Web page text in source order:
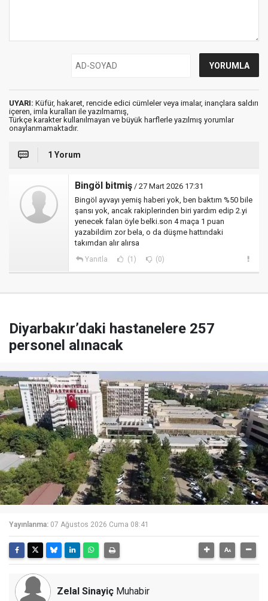
UYARI: Küfür, hakaret, rencide edici cümleler veya imalar, inançlara saldırı
içeren, imla kuralları ile yazılmamış,
Türkçe karakter kullanılmayan ve büyük harflerle yazılmış yorumlar
onaylanmamaktadır.
1 Yorum
Bingöl bitmiş / 27 Mart 2026 17:31
Bingöl ayvayı yemiş haberi yok, ben baktım %50 bile
şansı yok, ancak rakiplerinden biri yardım edip 2.yi
yenecek falan öyle belki.son 4 maça 1 puan
yazabildim zor bela, o da düşme hattındaki
takımdan alır alırsa
Yanıtla (1) (0)
Diyarbakır’daki hastanelere 257
personel alınacak
Yayınlanma: 07 Ağustos 2026 Cuma 08:41
Zelal Sinayiç Muhabir